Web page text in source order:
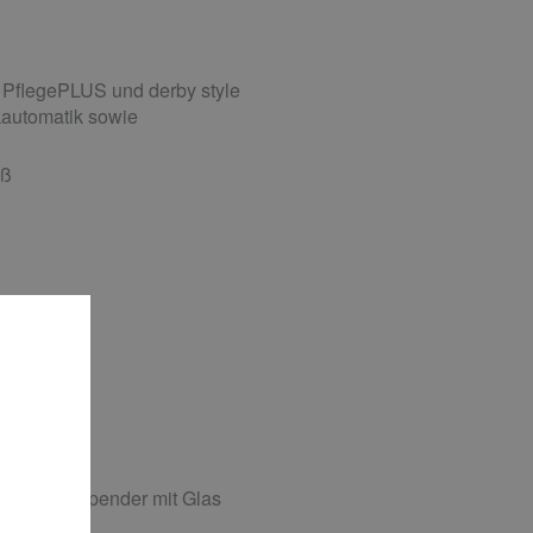
und derby style
sowie
mit Glas